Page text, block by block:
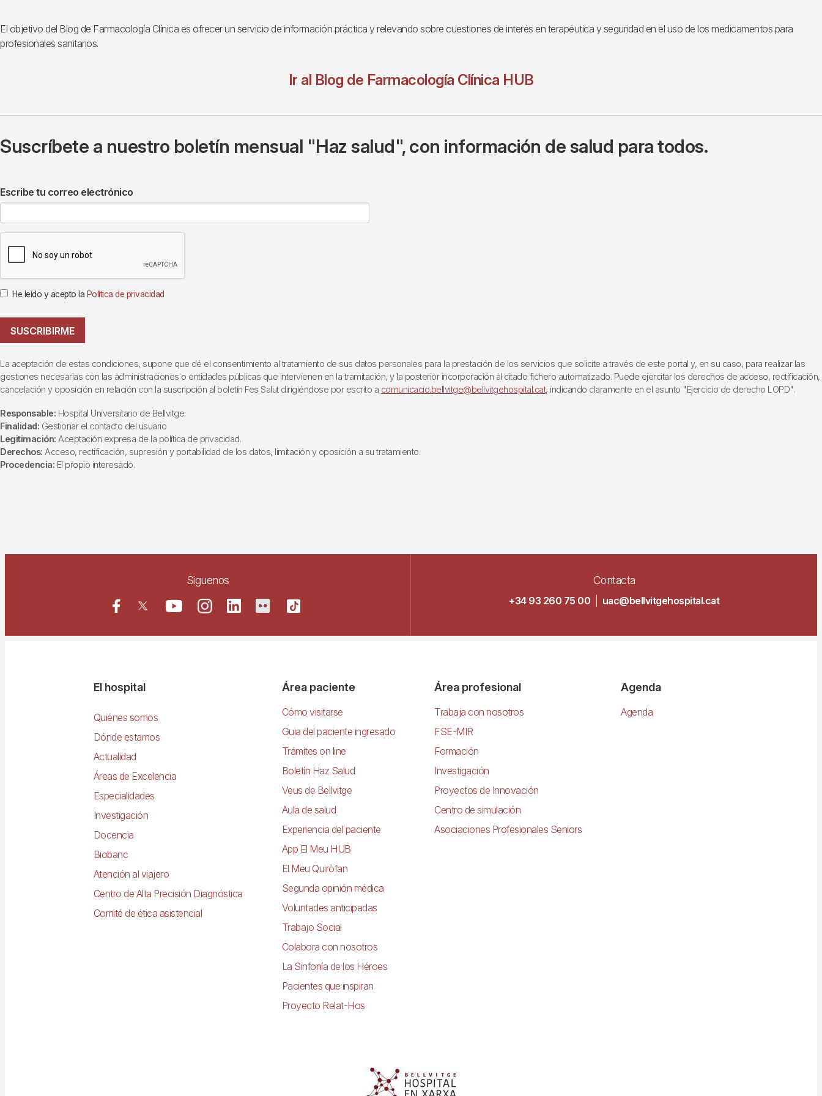
El objetivo del Blog de Farmacología Clínica es ofrecer un servicio de información práctica y relevando sobre cuestiones de interés en terapéutica y seguridad en el uso de los medicamentos para
profesionales sanitarios.
Ir al Blog de Farmacología Clínica HUB
Suscríbete a nuestro boletín mensual "Haz salud", con información de salud para todos.
Escribe tu correo electrónico
He leído y acepto la Política de privacidad
SUSCRIBIRME
La aceptación de estas condiciones, supone que dé el consentimiento al tratamiento de sus datos personales para la prestación de los servicios que solicite a través de este portal y, en su caso, para realizar las
gestiones necesarias con las administraciones o entidades públicas que intervienen en la tramitación, y la posterior incorporación al citado fichero automatizado. Puede ejercitar los derechos de acceso, rectificación,
cancelación y oposición en relación con la suscripción al boletín Fes Salut dirigiéndose por escrito a comunicacio.bellvitge@bellvitgehospital.cat, indicando claramente en el asunto "Ejercicio de derecho LOPD".
Responsable: Hospital Universitario de Bellvitge.
Finalidad: Gestionar el contacto del usuario
Legitimación: Aceptación expresa de la política de privacidad.
Derechos: Acceso, rectificación, supresión y portabilidad de los datos, limitación y oposición a su tratamiento.
Procedencia: El propio interesado.
Siguenos Contacta
+34 93 260 75 00 uac@bellvitgehospital.cat
NavegacióEl hospital
Quiénes somos
Dónde estamos
Actualidad
Áreas de Excelencia
Especialidades
Investigación
Docencia
Biobanc
Atención al viajero
Centro de Alta Precisión Diagnóstica
Comité de ética asistencial
Área paciente
Cómo visitarse
Guia del paciente ingresado
Trámites on line
Boletín Haz Salud
Veus de Bellvitge
Aula de salud
Experiencia del paciente
App El Meu HUB
El Meu Quiròfan
Segunda opinión médica
Voluntades anticipadas
Trabajo Social
Colabora con nosotros
La Sinfonía de los Héroes
Pacientes que inspiran
Proyecto Relat-Hos
Área profesional
Trabaja con nosotros
FSE-MIR
Formación
Investigación
Proyectos de Innovación
Centro de simulación
Asociaciones Profesionales Seniors
Agenda
Agenda